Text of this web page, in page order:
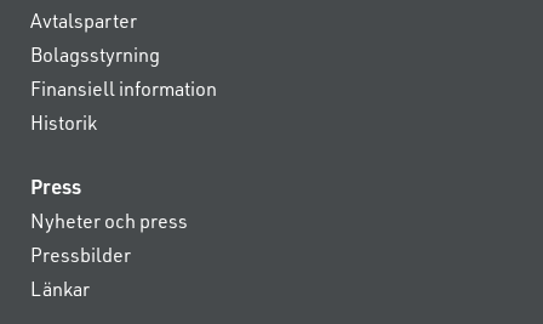
Avtalsparter
Bolagsstyrning
Finansiell information
Historik
Press
Nyheter och press
Pressbilder
Länkar